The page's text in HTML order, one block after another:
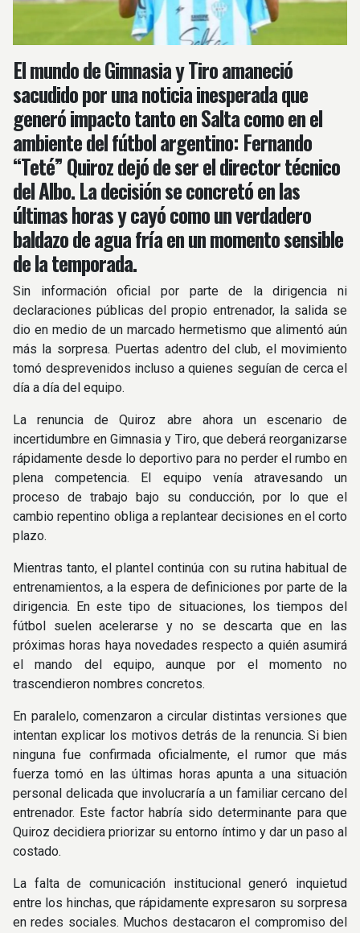
El mundo de Gimnasia y Tiro amaneció
sacudido por una noticia inesperada que
generó impacto tanto en Salta como en el
ambiente del fútbol argentino: Fernando
“Teté” Quiroz dejó de ser el director técnico
del Albo. La decisión se concretó en las
últimas horas y cayó como un verdadero
baldazo de agua fría en un momento sensible
de la temporada.
Sin información oficial por parte de la dirigencia ni
declaraciones públicas del propio entrenador, la salida se
dio en medio de un marcado hermetismo que alimentó aún
más la sorpresa. Puertas adentro del club, el movimiento
tomó desprevenidos incluso a quienes seguían de cerca el
día a día del equipo.
La renuncia de Quiroz abre ahora un escenario de
incertidumbre en Gimnasia y Tiro, que deberá reorganizarse
rápidamente desde lo deportivo para no perder el rumbo en
plena competencia. El equipo venía atravesando un
proceso de trabajo bajo su conducción, por lo que el
cambio repentino obliga a replantear decisiones en el corto
plazo.
Mientras tanto, el plantel continúa con su rutina habitual de
entrenamientos, a la espera de definiciones por parte de la
dirigencia. En este tipo de situaciones, los tiempos del
fútbol suelen acelerarse y no se descarta que en las
próximas horas haya novedades respecto a quién asumirá
el mando del equipo, aunque por el momento no
trascendieron nombres concretos.
En paralelo, comenzaron a circular distintas versiones que
intentan explicar los motivos detrás de la renuncia. Si bien
ninguna fue confirmada oficialmente, el rumor que más
fuerza tomó en las últimas horas apunta a una situación
personal delicada que involucraría a un familiar cercano del
entrenador. Este factor habría sido determinante para que
Quiroz decidiera priorizar su entorno íntimo y dar un paso al
costado.
La falta de comunicación institucional generó inquietud
entre los hinchas, que rápidamente expresaron su sorpresa
en redes sociales. Muchos destacaron el compromiso del